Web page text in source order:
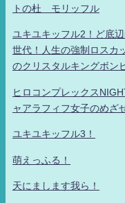
トの杜 モリッフル
ユキユキッフル2！ど底
世代！人生の強制ロスカ
のクリスタルキングボン
ヒロコンプレックス
ャアラフィフ女子のめざ
ユキユキッフル3！
萌えっふる！
天にまします我ら！